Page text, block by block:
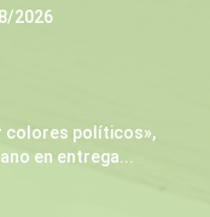
2026
colores políticos»,
en entrega...